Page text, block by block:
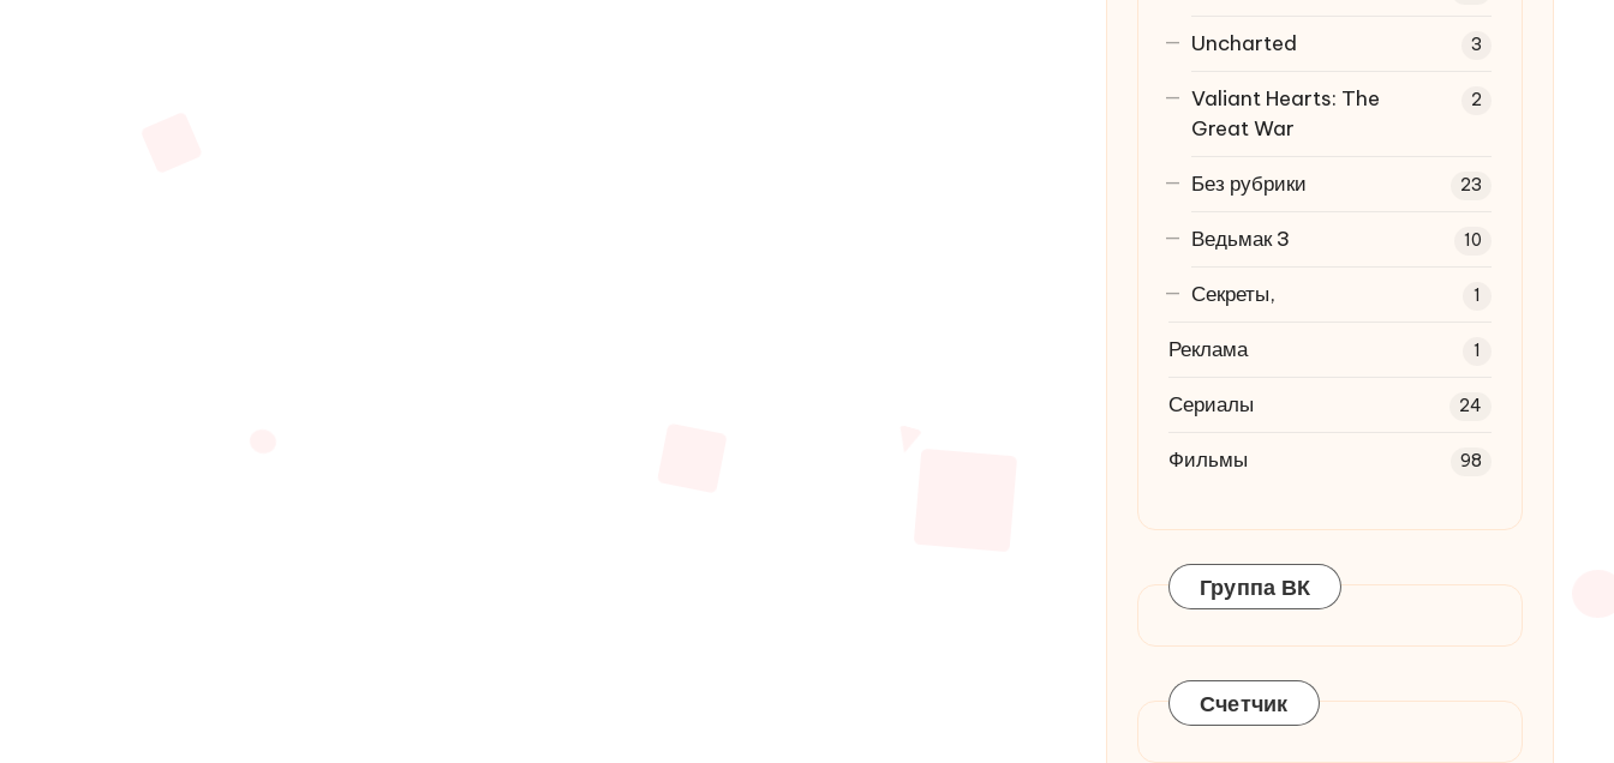
Uncharted 3
Valiant Hearts: The
Great War
2
Без рубрики 23
Ведьмак 3 10
Секреты, 1
Реклама 1
Сериалы 24
Фильмы 98
Группа ВК
Счетчик